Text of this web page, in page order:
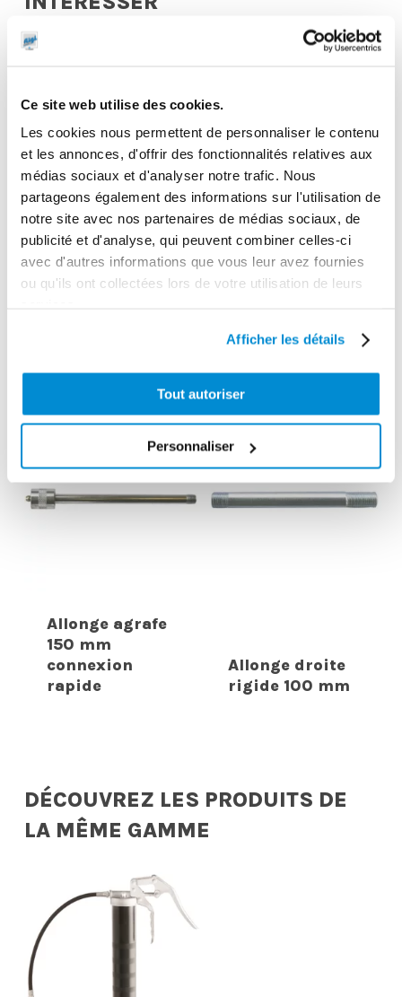
Ce site web utilise des cookies.
Les cookies nous permettent de personnaliser le contenu
et les annonces, d'offrir des fonctionnalités relatives aux
médias sociaux et d'analyser notre trafic. Nous
partageons également des informations sur l'utilisation de
notre site avec nos partenaires de médias sociaux, de
publicité et d'analyse, qui peuvent combiner celles-ci
avec d'autres informations que vous leur avez fournies
ou qu'ils ont collectées lors de votre utilisation de leurs
Afficher les détails
Tout autoriser
Personnaliser
Embout pour
lub
Allonge agrafe
150 mm
connexion
rapide
Allonge droite
rigide 100 mm
DÉCOUVREZ LES PRODUITS DE
LA MÊME GAMME